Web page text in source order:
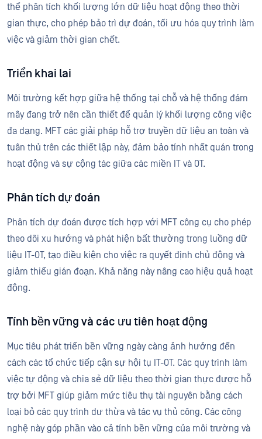
thể phân tích khối lượng lớn dữ liệu hoạt động theo thời
gian thực, cho phép bảo trì dự đoán, tối ưu hóa quy trình làm
việc và giảm thời gian chết.
Triển khai lai
Môi trường kết hợp giữa hệ thống tại chỗ và hệ thống đám
mây đang trở nên cần thiết để quản lý khối lượng công việc
đa dạng. MFT các giải pháp hỗ trợ truyền dữ liệu an toàn và
tuân thủ trên các thiết lập này, đảm bảo tính nhất quán trong
hoạt động và sự cộng tác giữa các miền IT và OT.
Phân tích dự đoán
Phân tích dự đoán được tích hợp với MFT công cụ cho phép
theo dõi xu hướng và phát hiện bất thường trong luồng dữ
liệu IT-OT, tạo điều kiện cho việc ra quyết định chủ động và
giảm thiểu gián đoạn. Khả năng này nâng cao hiệu quả hoạt
động.
Tính bền vững và các ưu tiên hoạt động
Mục tiêu phát triển bền vững ngày càng ảnh hưởng đến
cách các tổ chức tiếp cận sự hội tụ IT-OT. Các quy trình làm
việc tự động và chia sẻ dữ liệu theo thời gian thực được hỗ
trợ bởi MFT giúp giảm mức tiêu thụ tài nguyên bằng cách
loại bỏ các quy trình dư thừa và tác vụ thủ công. Các công
nghệ này góp phần vào cả tính bền vững của môi trường và